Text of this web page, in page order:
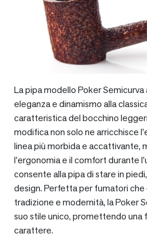
La pipa modello Poker
eleganza e dinamismo alla
caratteristica del bocchino
modifica non solo ne arricchisce
linea più morbida e accattivante,
l’ergonomia e il comfort durante
consente alla pipa di stare in
design. Perfetta per fumatori
tradizione e modernità, la Poker
suo stile unico, promettendo una
carattere.